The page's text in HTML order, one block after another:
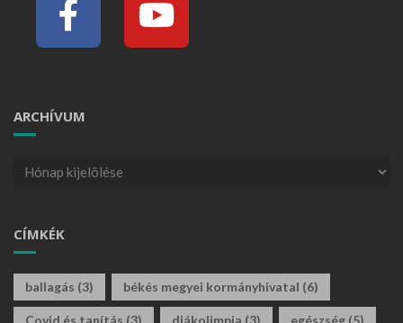
ARCHÍVUM
CÍMKÉK
ballagás (3) békés megyei kormányhivatal (6)